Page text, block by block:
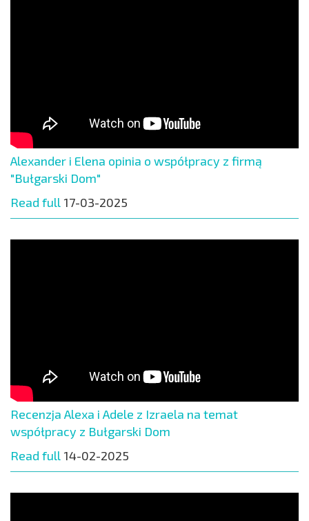
Alexander i Elena opinia o współpracy z firmą
"Bułgarski Dom"
Read full 17-03-2025
Recenzja Alexa i Adele z Izraela na temat
współpracy z Bułgarski Dom
Read full 14-02-2025